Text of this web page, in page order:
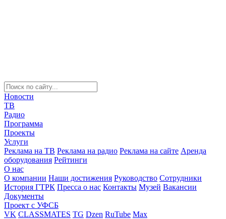
Новости
ТВ
Радио
Программа
Проекты
Услуги
Реклама на ТВ Реклама на радио Реклама на сайте Аренда
оборудования Рейтинги
О нас
О компании Наши достижения Руководство Сотрудники
История ГТРК Пресса о нас Контакты Музей Вакансии
Документы
Проект с УФСБ
VK CLASSMATES TG Dzen RuTube Max